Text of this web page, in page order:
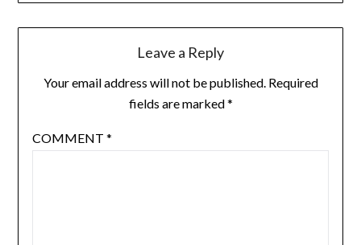
Leave a Reply
Your email address will not be published. Required
fields are marked*
COMMENT *